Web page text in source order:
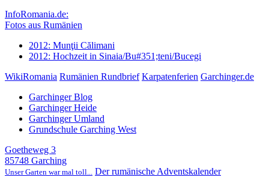
InfoRomania.de:
Fotos aus Rumänien
2012: Munţii Călimani
2012: Hochzeit in Sinaia/Bu#351;teni/Bucegi
WikiRomania Rumänien Rundbrief Karpatenferien Garchinger.de
Garchinger Blog
Garchinger Heide
Garchinger Umland
Grundschule Garching West
Goetheweg 3
85748 Garching
Unser Garten war mal toll... Der rumänische Adventskalender